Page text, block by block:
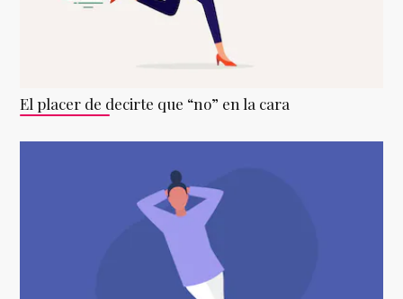
El placer de decirte que “no” en la cara